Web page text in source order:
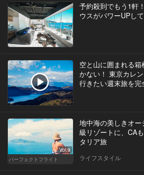
予約殺到でもう1軒
ウスがパワーUPし
空と山に囲まれる
かない！ 東京カレ
行きたい週末旅を完
Vol.9
パーフェクトフライト
地中海の美しきオ
級リゾートに、CA
タリア旅
ライフスタイル